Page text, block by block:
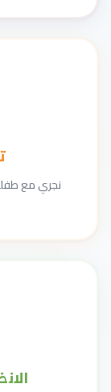
نجري مع